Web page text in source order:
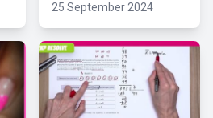
25 September 2024